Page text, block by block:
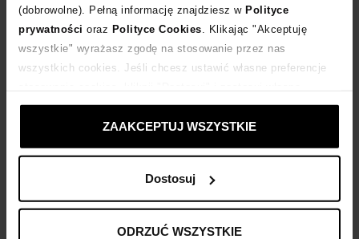
(dobrowolne). Pełną informację znajdziesz w Polityce
prywatności oraz Polityce Cookies . Klikając "Akceptuję
wszystkie" wyrażasz zgodę na stosowanie przez nas
wszystkich cookies. Jeśli chcesz ustawić własne preferencje
ustawienia prywatności.
ZAAKCEPTUJ WSZYSTKIE
Dostosuj
ODRZUĆ WSZYSTKIE
od 0 zł
Kup teraz, Zapłać później!